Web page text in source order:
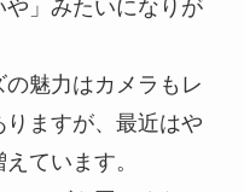
や」みたいになりが
魅力はカメラもレ
ますが、最近はや
ています。